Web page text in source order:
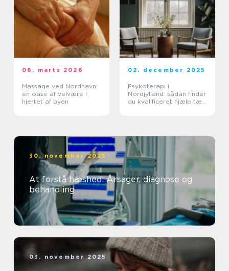
06. marts 2026
Massage ved Nordhavn:
en oase af velvære i
hjertet af byen
02. december 2025
Psykoterapi i
Nordjylland: sådan finder
du kvalificeret hjælp tæt
30. november 2025
At forstå hæshed: Årsager, diagnose og
behandling
03. november 2025